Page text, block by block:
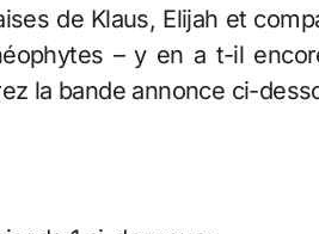
de Klaus, Elijah et
– y en a t-il
la bande annonce ci-